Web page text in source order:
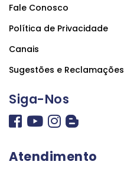
Fale Conosco
Política de Privacidade
Canais
Sugestões e Reclamações
Siga-Nos
Atendimento